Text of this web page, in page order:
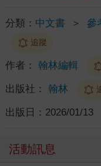
分類： 中文書 ＞ 參
追蹤
作者： 翰林編輯
出版社： 翰林
出版日： 2026/01/13
活動訊息